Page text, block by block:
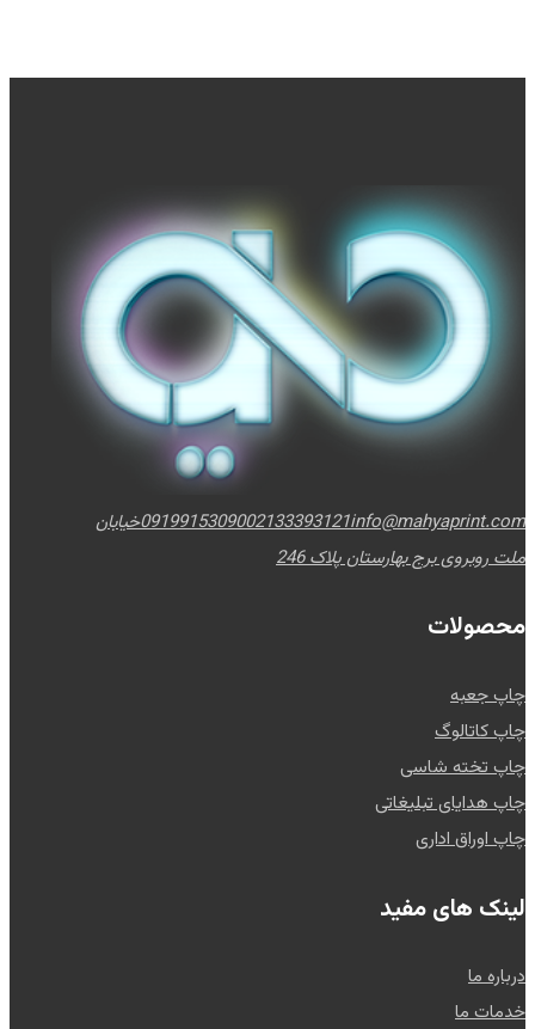
0919915309002133393121info@mahyaprint.com
خیابان
ملت روبروی برج بهارستان پلاک 246
محصولات
چاپ جعبه
چاپ کاتالوگ
چاپ تخته شاسی
چاپ هدایای تبلیغاتی
چاپ اوراق اداری
لینک های مفید
درباره ما
خدمات ما